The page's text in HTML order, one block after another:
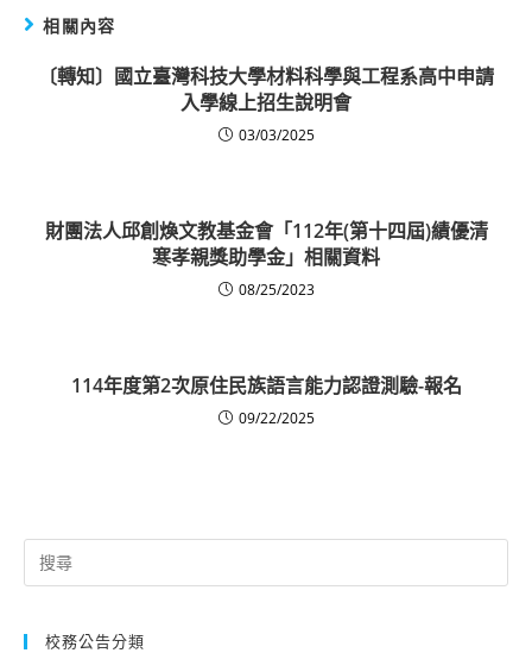
相關內容
〔轉知〕國立臺灣科技大學材料科學與工程系高中申請
入學線上招生說明會
03/03/2025
財團法人邱創煥文教基金會「112年(第十四屆)績優清
寒孝親獎助學金」相關資料
08/25/2023
114年度第2次原住民族語言能力認證測驗-報名
09/22/2025
Search
for:
校務公告分類